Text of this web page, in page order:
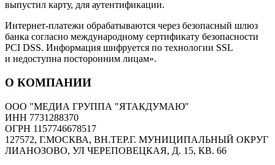
выпустил карту, для аутентификации.
Интернет-платежи обрабатываются через безопасный шлюз
банка согласно международному сертификату безопасности
PCI DSS. Информация шифруется по технологии SSL
и недоступна посторонним лицам».
О КОМПАНИИ
ООО "МЕДИА ГРУППА "ЯТАКДУМАЮ"
ИНН 7731288370
ОГРН 1157746678517
127572, Г.МОСКВА, ВН.ТЕР.Г. МУНИЦИПАЛЬНЫЙ ОКРУГ
ЛИАНОЗОВО, УЛ ЧЕРЕПОВЕЦКАЯ, Д. 15, КВ. 66